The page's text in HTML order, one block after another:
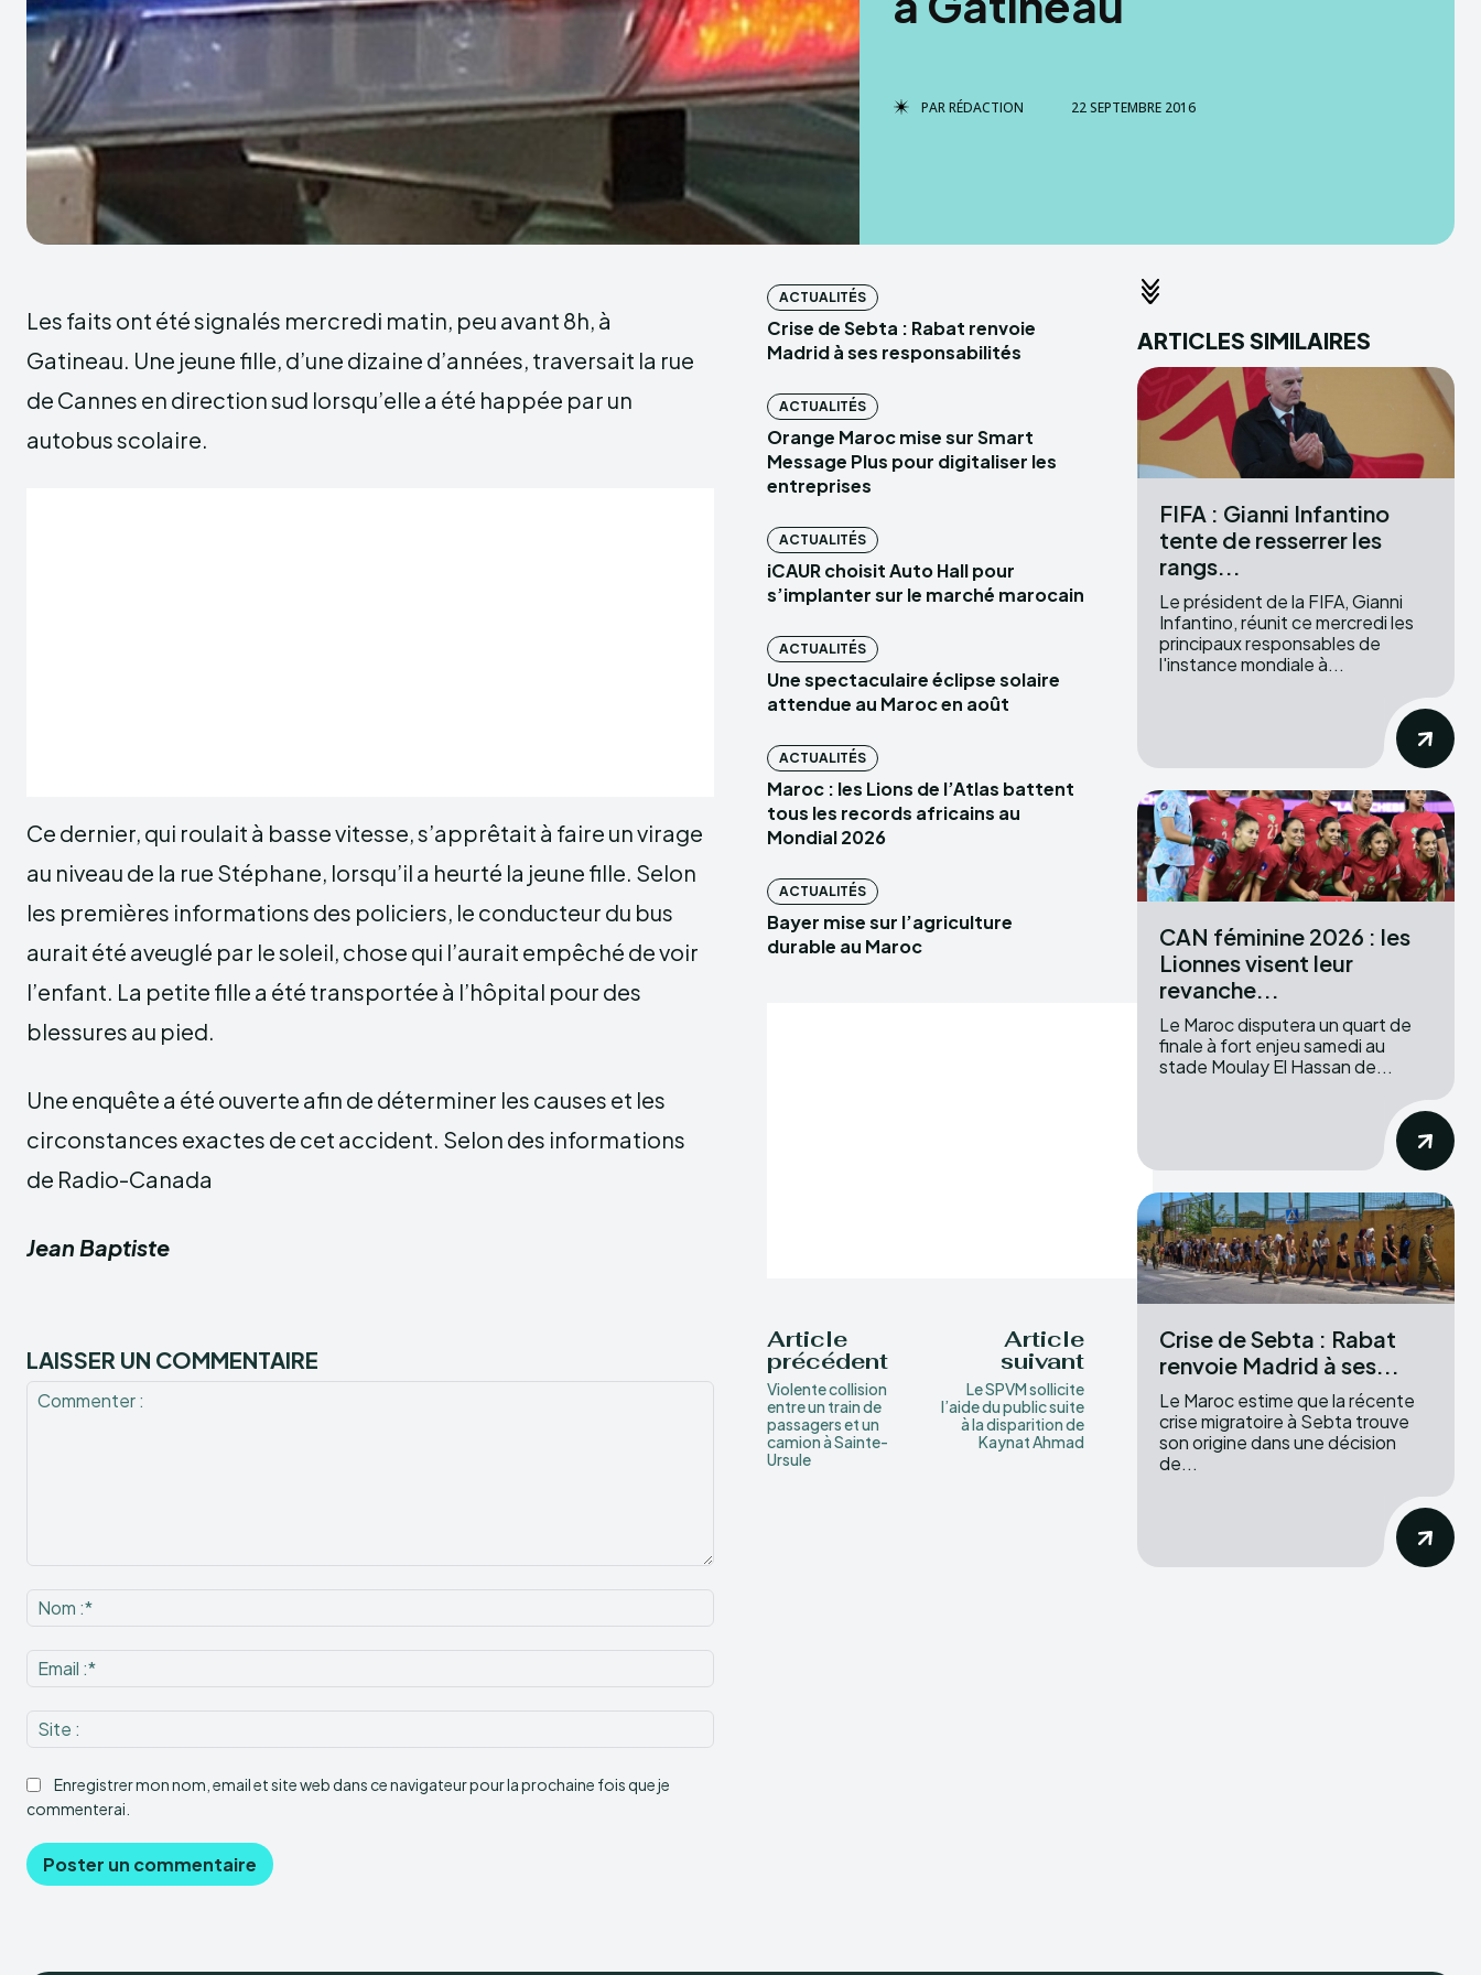
PARRÉDACTION 22 SEPTEMBRE 2016
Les faits ont été signalés mercredi matin, peu avant 8h, à
Gatineau. Une jeune fille, d’une dizaine d’années, traversait la rue
de Cannes en direction sud lorsqu’elle a été happée par un
autobus scolaire.
Ce dernier, qui roulait à basse vitesse, s’apprêtait à faire un virage
au niveau de la rue Stéphane, lorsqu’il a heurté la jeune fille. Selon
les premières informations des policiers, le conducteur du bus
aurait été aveuglé par le soleil, chose qui l’aurait empêché de voir
l’enfant. La petite fille a été transportée à l’hôpital pour des
blessures au pied.
Une enquête a été ouverte afin de déterminer les causes et les
circonstances exactes de cet accident. Selon des informations
de Radio-Canada
Jean Baptiste
LAISSER UN COMMENTAIRE
:*
:*
:
Enregistrer mon nom, email et site web dans ce navigateur pour la prochaine fois que je
commenterai.
ACTUALITÉS
Crise de Sebta : Rabat renvoie
Madrid à ses responsabilités
ACTUALITÉS
Orange Maroc mise sur Smart
Message Plus pour digitaliser les
entreprises
ACTUALITÉS
iCAUR choisit Auto Hall pour
s’implanter sur le marché marocain
ACTUALITÉS
Une spectaculaire éclipse solaire
attendue au Maroc en août
ACTUALITÉS
Maroc : les Lions de l’Atlas battent
tous les records africains au
Mondial 2026
ACTUALITÉS
Bayer mise sur l’agriculture
durable au Maroc
Article
précédent
Violente collision
entre un train de
passagers et un
camion à Sainte-
Ursule
Article
suivant
Le SPVM sollicite
l’aide du public suite
à la disparition de
Kaynat Ahmad
ARTICLES SIMILAIRES
FIFA : Gianni Infantino
tente de resserrer les
rangs...
Le président de la FIFA, Gianni
Infantino, réunit ce mercredi les
principaux responsables de
l'instance mondiale à...
CAN féminine 2026 : les
Lionnes visent leur
revanche...
Le Maroc disputera un quart de
finale à fort enjeu samedi au
stade Moulay El Hassan de...
Crise de Sebta : Rabat
renvoie Madrid à ses...
Le Maroc estime que la récente
crise migratoire à Sebta trouve
son origine dans une décision
de...